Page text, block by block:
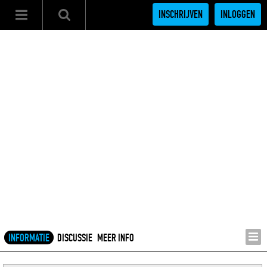
INSCHRIJVEN INLOGGEN
INFORMATIE DISCUSSIE MEER INFO